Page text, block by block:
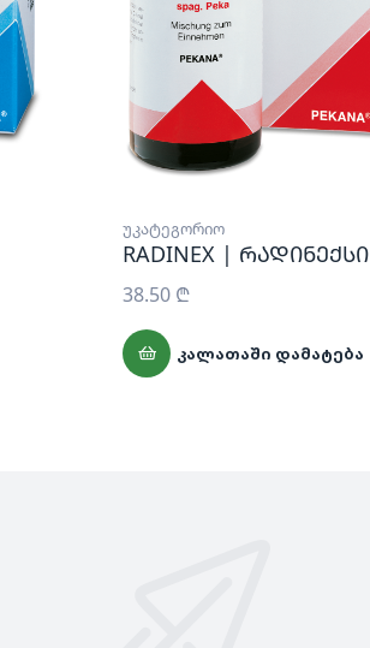
უკატეგორიო
RADINEX | რადინექსი
38.50 ₾
ᲙᲐᲚᲐᲗᲐᲨᲘ ᲓᲐᲛᲐᲢᲔᲑᲐ